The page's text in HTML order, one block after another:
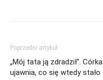
Poprzedni artykuł
„Mój tata ją zdradził”. Córka
ujawnia, co się wtedy stało